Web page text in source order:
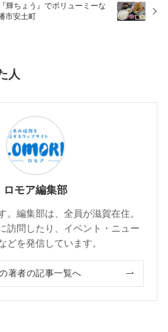
輝ちょう』でボリューミーな
市安土町
人
ロモア編集部
。編集部は、全員が滋賀在住。
訪問したり、イベント・ニュー
どを発信しています。
著者の記事一覧へ